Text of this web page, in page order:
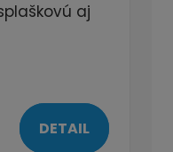
aj
DETAIL